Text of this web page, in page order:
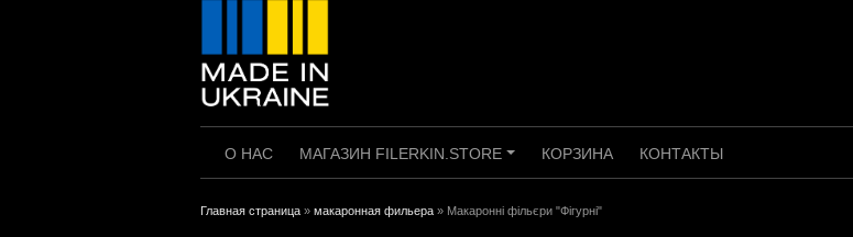
О НАС
+
МАГАЗИН FILERKIN.STORE КОРЗИНА КОНТАКТЫ
Главная страница » макаронная фильера » Макаронні фільєри "Фігурні"